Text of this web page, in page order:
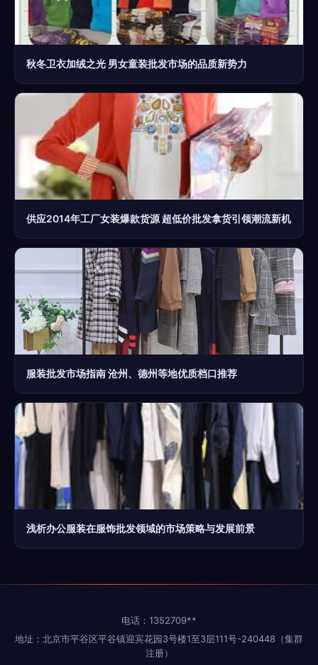
秋冬卫衣加绒之光 男女童装批发市场的品质新势力
供应2014年工厂女装爆款货源 超低价批发拿货引领潮流新机
服装批发市场指南 沧州、德州等地优质档口推荐
浅析办公服装在服饰批发领域的市场策略与发展前景
电话：1352709**
地址：北京市平谷区平谷镇迎宾花园3号楼1至3层111号-240448（集群
注册）